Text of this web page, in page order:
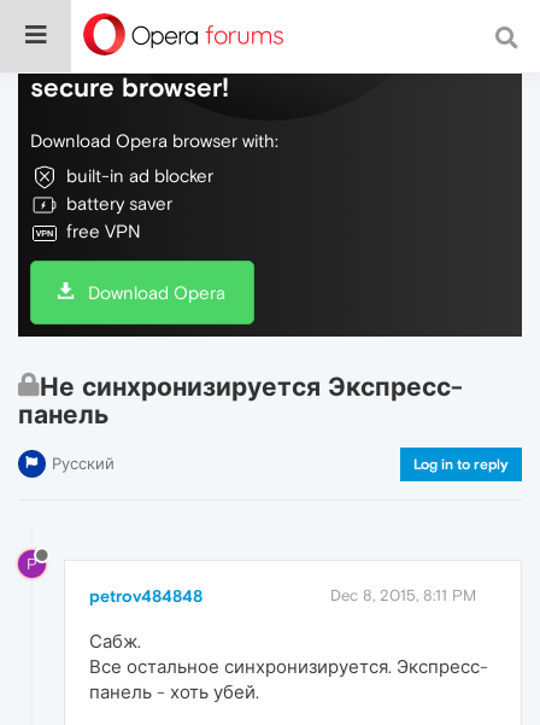
Do more on the web, with a fast and
secure browser!
Download Opera browser with:
built-in ad blocker
battery saver
free VPN
Download Opera
Не синхронизируется Экспресс-
панель
Русский Log in to reply
P
petrov484848 Dec 8, 2015, 8:11 PM
Сабж.
Все остальное синхронизируется. Экспресс-
панель - хоть убей.